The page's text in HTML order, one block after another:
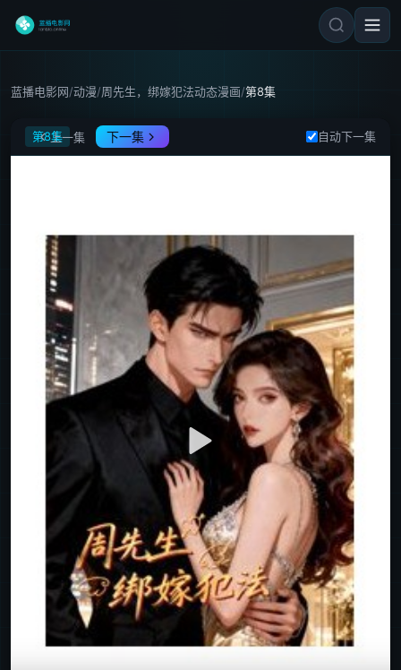
蓝播电影网/动漫/周先生，绑嫁犯法动态漫画/第8集
周先生，绑嫁犯法动态漫画
第8集上一集 下一集 自动下一集